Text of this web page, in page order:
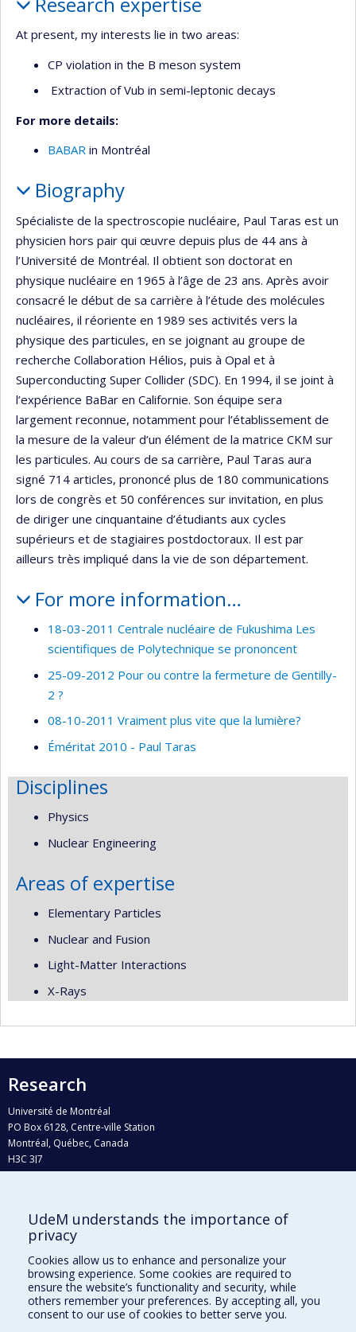
At present, my interests lie in two areas:
CP violation in the B meson system
Extraction of Vub in semi-leptonic decays
For more details:
BABAR in Montréal
Biography
Spécialiste de la spectroscopie nucléaire, Paul Taras est un
physicien hors pair qui œuvre depuis plus de 44 ans à
l’Université de Montréal. Il obtient son doctorat en
physique nucléaire en 1965 à l’âge de 23 ans. Après avoir
consacré le début de sa carrière à l’étude des molécules
nucléaires, il réoriente en 1989 ses activités vers la
physique des particules, en se joignant au groupe de
recherche Collaboration Hélios, puis à Opal et à
Superconducting Super Collider (SDC). En 1994, il se joint à
l’expérience BaBar en Californie. Son équipe sera
largement reconnue, notamment pour l’établissement de
la mesure de la valeur d’un élément de la matrice CKM sur
les particules. Au cours de sa carrière, Paul Taras aura
signé 714 articles, prononcé plus de 180 communications
lors de congrès et 50 conférences sur invitation, en plus
de diriger une cinquantaine d’étudiants aux cycles
supérieurs et de stagiaires postdoctoraux. Il est par
ailleurs très impliqué dans la vie de son département.
For more information…
18-03-2011 Centrale nucléaire de Fukushima Les
scientifiques de Polytechnique se prononcent
25-09-2012 Pour ou contre la fermeture de Gentilly-
2 ?
08-10-2011 Vraiment plus vite que la lumière?
Éméritat 2010 - Paul Taras
Disciplines
Physics
Nuclear Engineering
Areas of expertise
Elementary Particles
Nuclear and Fusion
Light-Matter Interactions
X-Rays
Research
Université de Montréal
PO Box 6128, Centre-ville Station
Montréal, Québec, Canada
H3C 3J7
Who does what?
Find us
Site map
Accessibility
UdeM understands the importance of
privacy
Cookies allow us to enhance and personalize your
browsing experience. Some cookies are required to
ensure the website’s functionality and security, while
others remember your preferences. By accepting all, you
consent to our use of cookies to better serve you.